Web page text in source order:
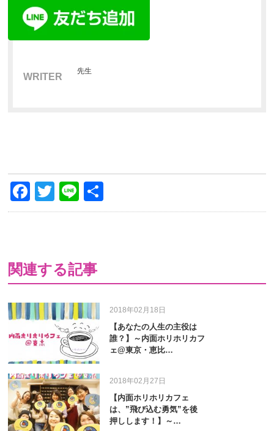
WRITER
先生
Facebook
Twitter
Line
有
関連する記事
2018年02月18日
【あなたの人生の主役は
誰？】～内面ホリホリカフ
ェ@東京・恵比…
2018年02月27日
【内面ホリホリカフェ
は、”飛び込む勇気”を後
押しします！】～…